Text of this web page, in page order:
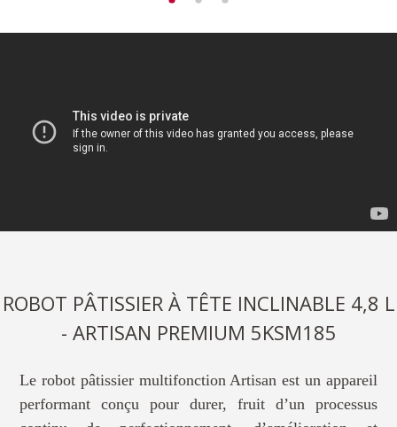
ROBOT PÂTISSIER À TÊTE INCLINABLE 4,8 L
- ARTISAN PREMIUM 5KSM185
Le robot pâtissier multifonction Artisan est un appareil
performant conçu pour durer, fruit d’un processus